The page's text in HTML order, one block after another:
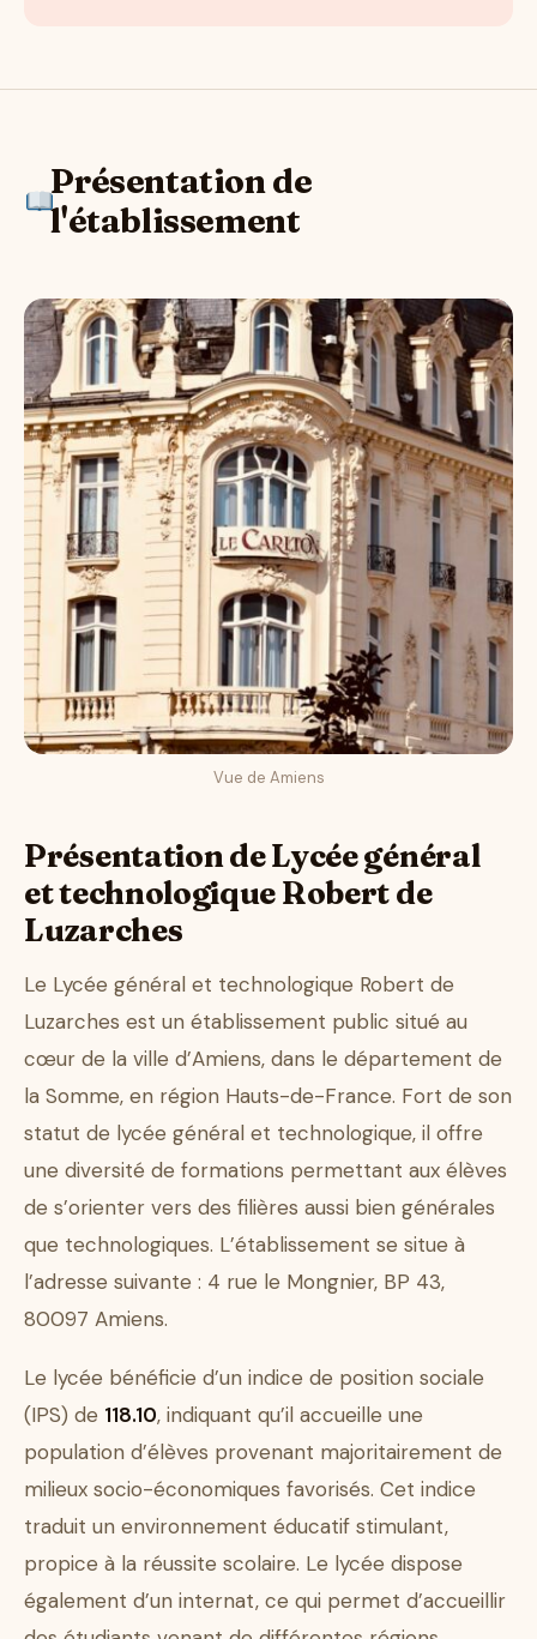
Présentation de
l'établissement
Vue de Amiens
Présentation de Lycée général
et technologique Robert de
Luzarches
Le Lycée général et technologique Robert de
Luzarches est un établissement public situé au
cœur de la ville d’Amiens, dans le département de
la Somme, en région Hauts-de-France. Fort de son
statut de lycée général et technologique, il offre
une diversité de formations permettant aux élèves
de s’orienter vers des filières aussi bien générales
que technologiques. L’établissement se situe à
l’adresse suivante : 4 rue le Mongnier, BP 43,
80097 Amiens.
Le lycée bénéficie d’un indice de position sociale
(IPS) de 118.10, indiquant qu’il accueille une
population d’élèves provenant majoritairement de
milieux socio-économiques favorisés. Cet indice
traduit un environnement éducatif stimulant,
propice à la réussite scolaire. Le lycée dispose
également d’un internat, ce qui permet d’accueillir